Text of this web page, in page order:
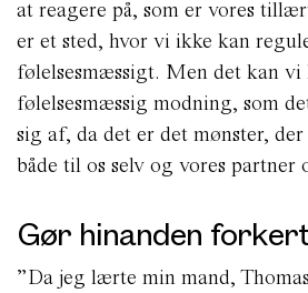
at reagere på, som er vores
er et sted, hvor vi ikke kan
følelsesmæssigt. Men det kan
følelsesmæssig modning, som
sig af, da det er det mønster,
både til os selv og vores partner
Gør hinanden
”Da jeg lærte min mand,